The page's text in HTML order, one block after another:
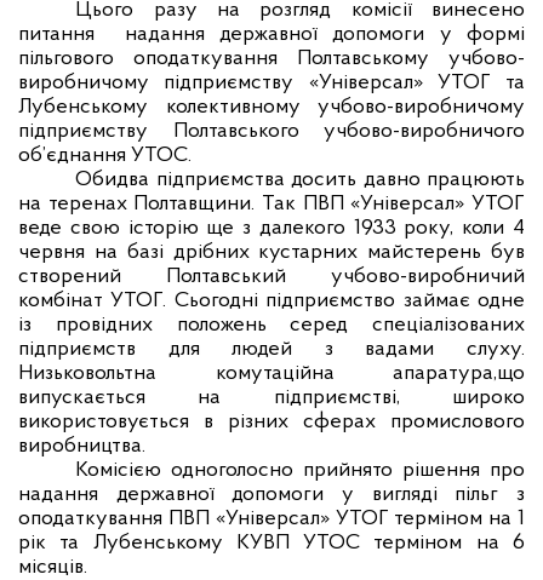
Цього разу на розгляд комісії винесено
питання
надання державної допомоги у формі
пільгового оподаткування Полтавському учбово-
виробничому підприємству «Універсал» УТОГ та
Лубенському колективному учбово-виробничому
підприємству Полтавського учбово-виробничого
об’єднання УТОС.
Обидва підприємства досить давно працюють
на теренах Полтавщини. Так ПВП «Універсал» УТОГ
веде свою історію ще з далекого 1933 року, коли 4
червня на базі дрібних кустарних майстерень був
створений Полтавський учбово-виробничий
комбінат УТОГ. Сьогодні підприємство займає одне
із провідних положень серед спеціалізованих
підприємств для людей з вадами слуху.
Низьковольтна комутаційна апаратура,що
випускається на підприємстві, широко
використовується в різних сферах промислового
виробництва.
Комісією одноголосно прийнято рішення про
надання державної допомоги у вигляді пільг з
оподаткування ПВП «Універсал» УТОГ терміном на 1
рік та Лубенському КУВП УТОС терміном на 6
місяців.